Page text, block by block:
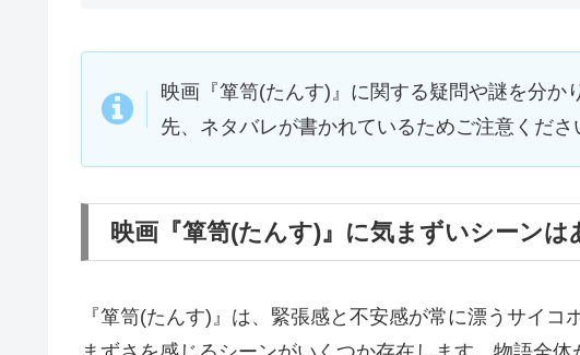
映画『箪笥(たんす)』に関する疑問や謎を分か
先、ネタバレが書かれているためご注意くださ
映画『箪笥(たんす)』に気まずいシーンは
『箪笥(たんす)』は、緊張感と不安感が常に漂うサイ